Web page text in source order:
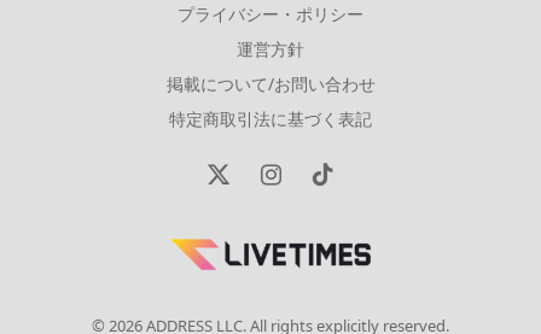
プライバシー・ポリシー
運営方針
掲載について/お問い合わせ
特定商取引法に基づく表記
X
InstagramTikTok
© 2026 ADDRESS LLC. All rights explicitly reserved.